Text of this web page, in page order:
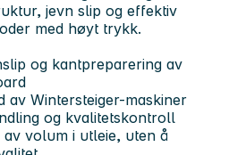
jevn slip og effektiv
med høyt trykk.
og kantpreparering av
av Wintersteiger-maskiner
og kvalitetskontroll
volum i utleie, uten å